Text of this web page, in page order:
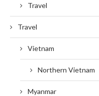
Travel
Travel
Vietnam
Northern Vietnam
Myanmar